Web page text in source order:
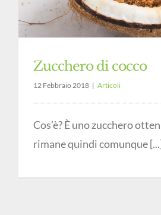
Zucchero di cocco
12 Febbraio 2018 | Articoli
Cos’è? È uno zucchero
rimane quindi comunque